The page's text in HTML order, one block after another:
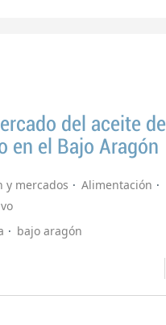
del aceite
en el Bajo Aragón
y mercados
Alimentación
bajo aragón